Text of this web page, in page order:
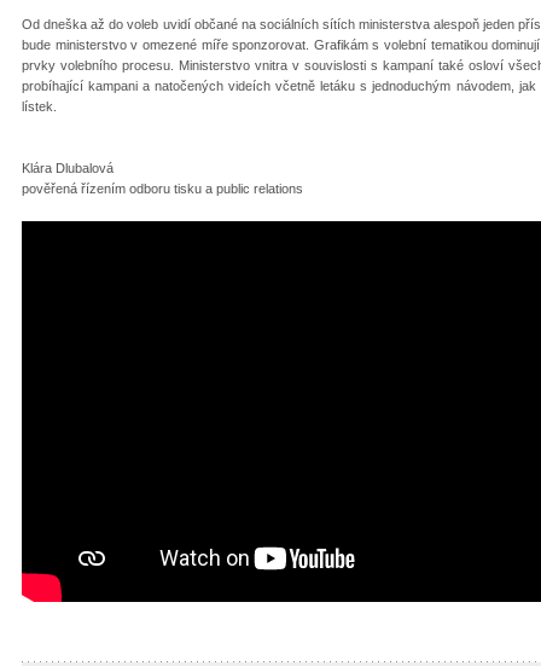
Od dneška až do voleb uvidí občané na sociálních sítích ministerstva alespoň jeden
bude ministerstvo v omezené míře sponzorovat. Grafikám s volební tematikou
prvky volebního procesu. Ministerstvo vnitra v souvislosti s kampaní také osloví
probíhající kampani a natočených videích včetně letáku s jednoduchým návodem,
lístek.
Klára Dlubalová
pověřená řízením odboru tisku a public relations